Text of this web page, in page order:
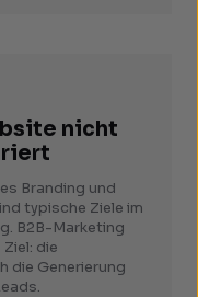
nicht
Branding und
typische Ziele im
B2B-Marketing
die
die Generierung